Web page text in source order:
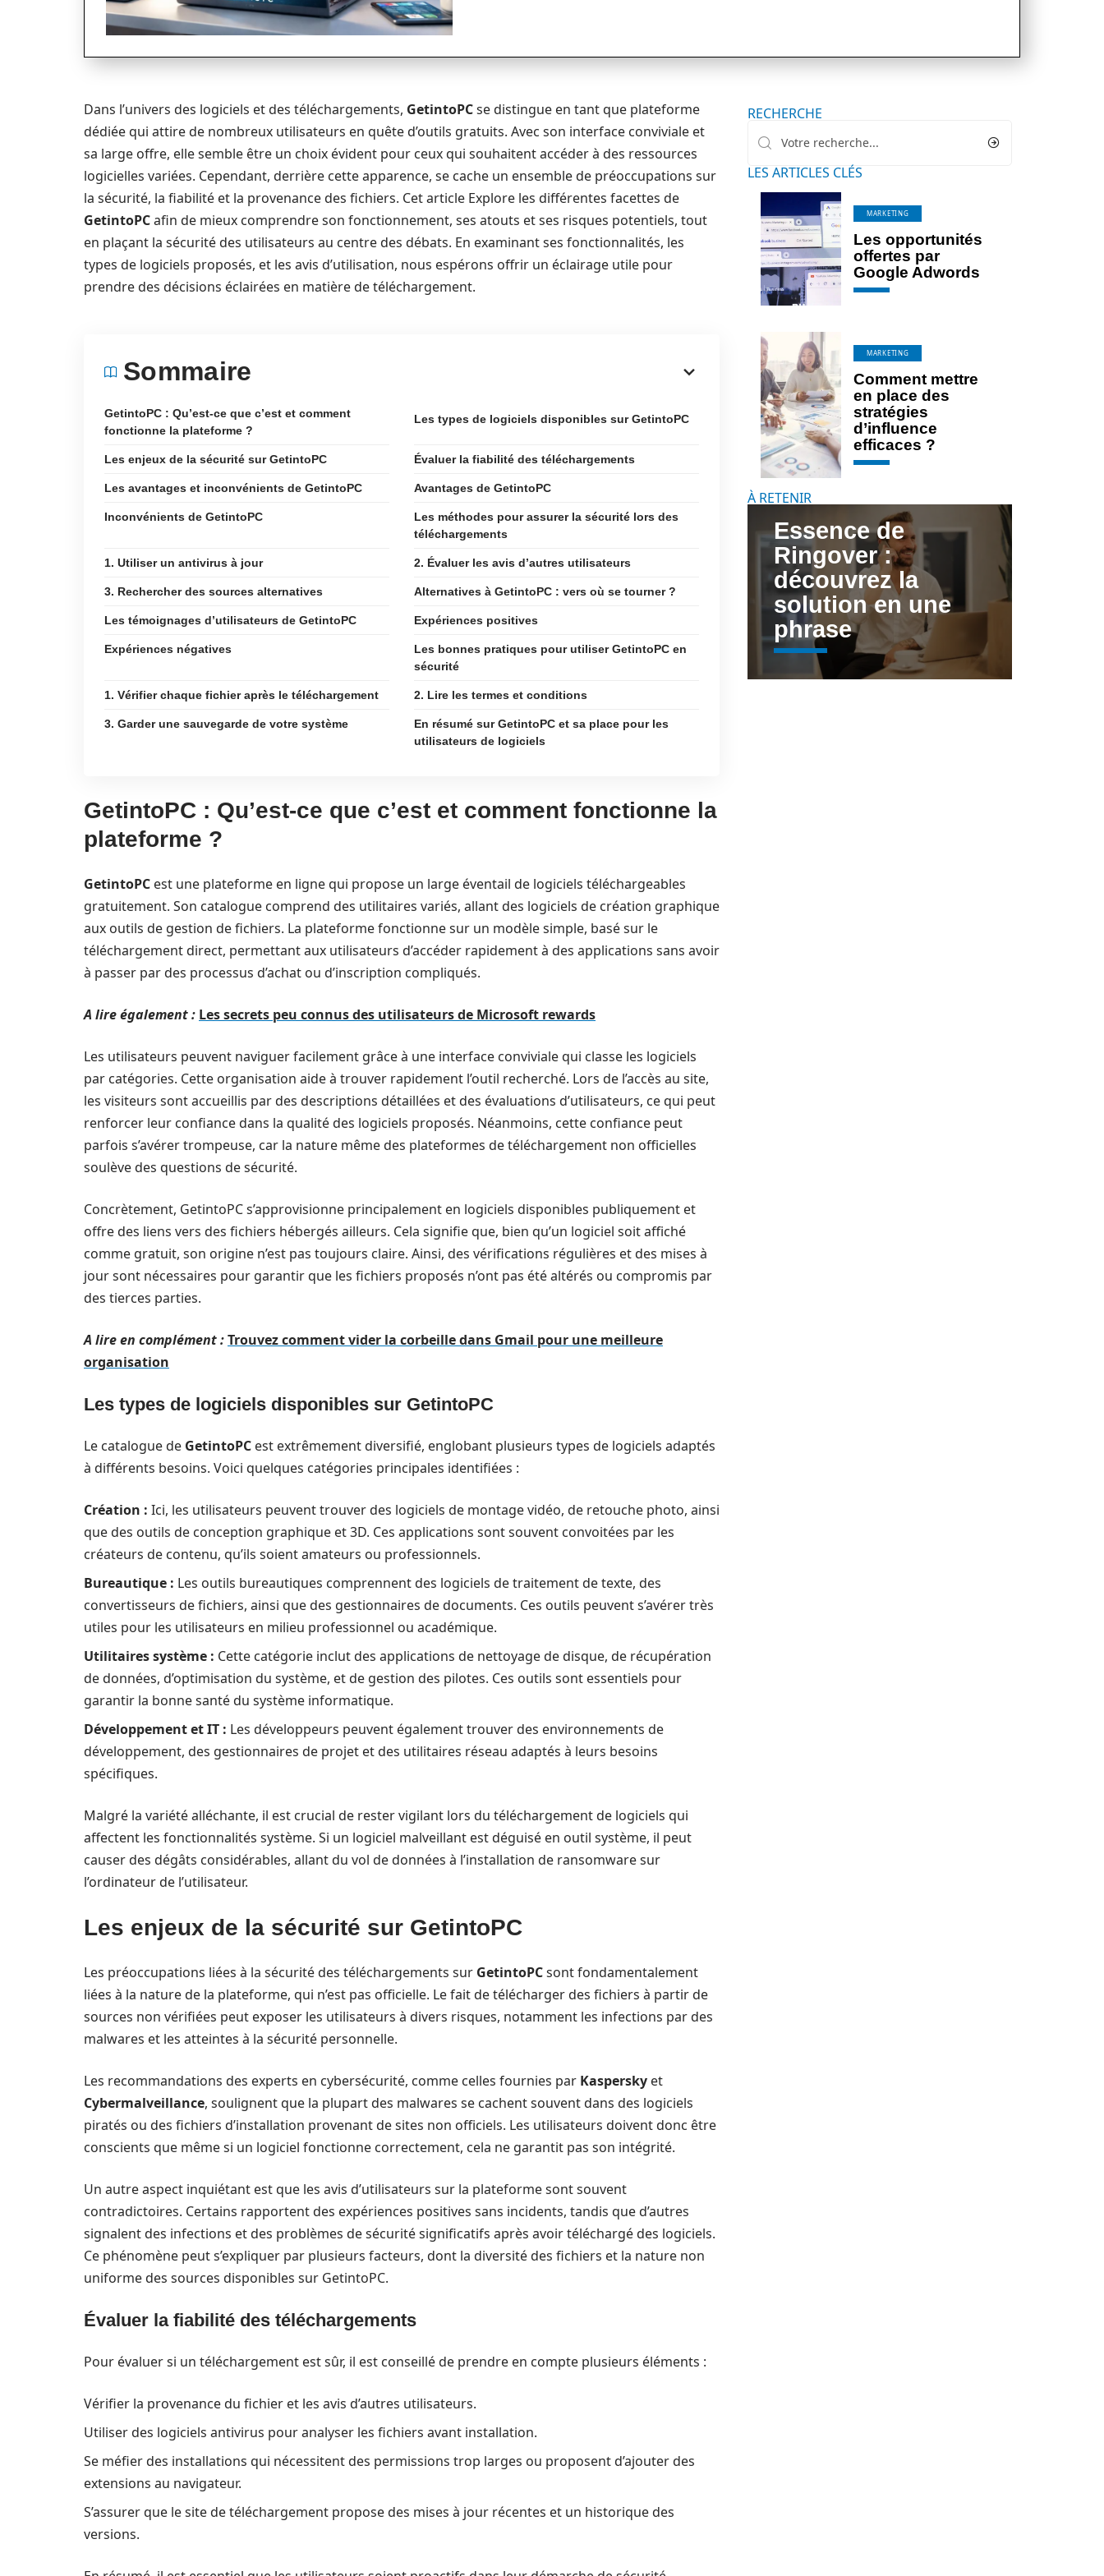
Dans l’univers des logiciels et des téléchargements, GetintoPCse distingue en tant que plateforme
dédiée qui attire de nombreux utilisateurs en quête d’outils gratuits. Avec son interface conviviale et
sa large offre, elle semble être un choix évident pour ceux qui souhaitent accéder à des ressources
logicielles variées. Cependant, derrière cette apparence, se cache un ensemble de préoccupations sur
la sécurité, la fiabilité et la provenance des fichiers. Cet article Explore les différentes facettes de
GetintoPCafin de mieux comprendre son fonctionnement, ses atouts et ses risques potentiels, tout
en plaçant la sécurité des utilisateurs au centre des débats. En examinant ses fonctionnalités, les
types de logiciels proposés, et les avis d’utilisation, nous espérons offrir un éclairage utile pour
prendre des décisions éclairées en matière de téléchargement.
Sommaire
GetintoPC : Qu’est-ce que c’est et comment
fonctionne la plateforme ?
Les types de logiciels disponibles sur GetintoPC
Les enjeux de la sécurité sur GetintoPC Évaluer la fiabilité des téléchargements
Les avantages et inconvénients de GetintoPC Avantages de GetintoPC
Inconvénients de GetintoPC
Les méthodes pour assurer la sécurité lors des
téléchargements
1. Utiliser un antivirus à jour 2. Évaluer les avis d’autres utilisateurs
3. Rechercher des sources alternatives Alternatives à GetintoPC : vers où se tourner ?
Les témoignages d’utilisateurs de GetintoPC Expériences positives
Expériences négatives
Les bonnes pratiques pour utiliser GetintoPC en
sécurité
1. Vérifier chaque fichier après le téléchargement 2. Lire les termes et conditions
3. Garder une sauvegarde de votre système
En résumé sur GetintoPC et sa place pour les
utilisateurs de logiciels
GetintoPC : Qu’est-ce que c’est et comment fonctionne la
plateforme ?
GetintoPC est une plateforme en ligne qui propose un large éventail de logiciels téléchargeables
gratuitement. Son catalogue comprend des utilitaires variés, allant des logiciels de création graphique
aux outils de gestion de fichiers. La plateforme fonctionne sur un modèle simple, basé sur le
téléchargement direct, permettant aux utilisateurs d’accéder rapidement à des applications sans avoir
à passer par des processus d’achat ou d’inscription compliqués.
A lire également : Les secrets peu connus des utilisateurs de Microsoft rewards
Les utilisateurs peuvent naviguer facilement grâce à une interface conviviale qui classe les logiciels
par catégories. Cette organisation aide à trouver rapidement l’outil recherché. Lors de l’accès au site,
les visiteurs sont accueillis par des descriptions détaillées et des évaluations d’utilisateurs, ce qui peut
renforcer leur confiance dans la qualité des logiciels proposés. Néanmoins, cette confiance peut
parfois s’avérer trompeuse, car la nature même des plateformes de téléchargement non officielles
soulève des questions de sécurité.
Concrètement, GetintoPC s’approvisionne principalement en logiciels disponibles publiquement et
offre des liens vers des fichiers hébergés ailleurs. Cela signifie que, bien qu’un logiciel soit affiché
comme gratuit, son origine n’est pas toujours claire. Ainsi, des vérifications régulières et des mises à
jour sont nécessaires pour garantir que les fichiers proposés n’ont pas été altérés ou compromis par
des tierces parties.
A lire en complément :Trouvez comment vider la corbeille dans Gmail pour une meilleure
organisation
Les types de logiciels disponibles sur GetintoPC
Le catalogue de GetintoPC est extrêmement diversifié, englobant plusieurs types de logiciels adaptés
à différents besoins. Voici quelques catégories principales identifiées :
Création : Ici, les utilisateurs peuvent trouver des logiciels de montage vidéo, de retouche photo, ainsi
que des outils de conception graphique et 3D. Ces applications sont souvent convoitées par les
créateurs de contenu, qu’ils soient amateurs ou professionnels.
Bureautique : Les outils bureautiques comprennent des logiciels de traitement de texte, des
convertisseurs de fichiers, ainsi que des gestionnaires de documents. Ces outils peuvent s’avérer très
utiles pour les utilisateurs en milieu professionnel ou académique.
Utilitaires système : Cette catégorie inclut des applications de nettoyage de disque, de récupération
de données, d’optimisation du système, et de gestion des pilotes. Ces outils sont essentiels pour
garantir la bonne santé du système informatique.
Développement et IT : Les développeurs peuvent également trouver des environnements de
développement, des gestionnaires de projet et des utilitaires réseau adaptés à leurs besoins
spécifiques.
Malgré la variété alléchante, il est crucial de rester vigilant lors du téléchargement de logiciels qui
affectent les fonctionnalités système. Si un logiciel malveillant est déguisé en outil système, il peut
causer des dégâts considérables, allant du vol de données à l’installation de ransomware sur
l’ordinateur de l’utilisateur.
Les enjeux de la sécurité sur GetintoPC
Les préoccupations liées à la sécurité des téléchargements sur GetintoPCsont fondamentalement
liées à la nature de la plateforme, qui n’est pas officielle. Le fait de télécharger des fichiers à partir de
sources non vérifiées peut exposer les utilisateurs à divers risques, notamment les infections par des
malwares et les atteintes à la sécurité personnelle.
Les recommandations des experts en cybersécurité, comme celles fournies par Kaspersky et
Cybermalveillance, soulignent que la plupart des malwares se cachent souvent dans des logiciels
piratés ou des fichiers d’installation provenant de sites non officiels. Les utilisateurs doivent donc être
conscients que même si un logiciel fonctionne correctement, cela ne garantit pas son intégrité.
Un autre aspect inquiétant est que les avis d’utilisateurs sur la plateforme sont souvent
contradictoires. Certains rapportent des expériences positives sans incidents, tandis que d’autres
signalent des infections et des problèmes de sécurité significatifs après avoir téléchargé des logiciels.
Ce phénomène peut s’expliquer par plusieurs facteurs, dont la diversité des fichiers et la nature non
uniforme des sources disponibles sur GetintoPC.
Évaluer la fiabilité des téléchargements
Pour évaluer si un téléchargement est sûr, il est conseillé de prendre en compte plusieurs éléments :
Vérifier la provenance du fichier et les avis d’autres utilisateurs.
Utiliser des logiciels antivirus pour analyser les fichiers avant installation.
Se méfier des installations qui nécessitent des permissions trop larges ou proposent d’ajouter des
extensions au navigateur.
S’assurer que le site de téléchargement propose des mises à jour récentes et un historique des
versions.
RECHERCHE
LES ARTICLES CLÉS
MARKETING
Les opportunités
offertes par
Google Adwords
MARKETING
Comment mettre
en place des
stratégies
d’influence
efficaces ?
À RETENIR
Essence de
Ringover :
découvrez la
solution en une
phrase